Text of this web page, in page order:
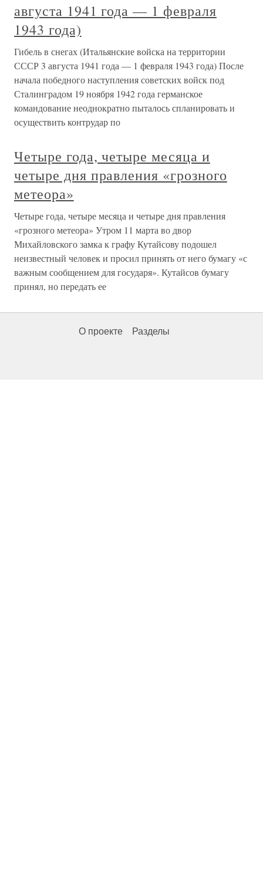
августа 1941 года — 1 февраля
1943 года)
Гибель в снегах (Итальянские войска на территории
СССР 3 августа 1941 года — 1 февраля 1943 года) После
начала победного наступления советских войск под
Сталинградом 19 ноября 1942 года германское
командование неоднократно пыталось спланировать и
осуществить контрудар по
Четыре года, четыре месяца и
четыре дня правления «грозного
метеора»
Четыре года, четыре месяца и четыре дня правления
«грозного метеора» Утром 11 марта во двор
Михайловского замка к графу Кутайсову подошел
неизвестный человек и просил принять от него бумагу «с
важным сообщением для государя». Кутайсов бумагу
принял, но передать ее
О проекте Разделы